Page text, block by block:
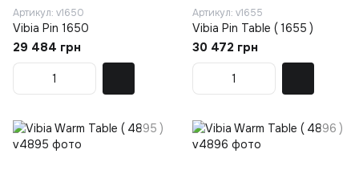
Артикул: v1650
Vibia Pin 1650
29 484 грн
Артикул: v1655
Vibia Pin Table ( 1655 )
30 472 грн